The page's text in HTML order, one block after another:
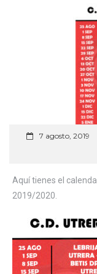
7 agosto, 2019
Aquí tienes el
2019/2020.